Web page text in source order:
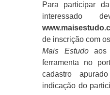
Para participar da
interessado
de inscrição com
Mais Estudoaos
ferramenta no
cadastro
indicação do